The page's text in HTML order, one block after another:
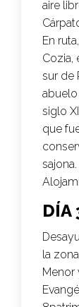
aire
En
Cozia,
sur de
abuelo
siglo
que
sajona.
DÍA
la
Menor